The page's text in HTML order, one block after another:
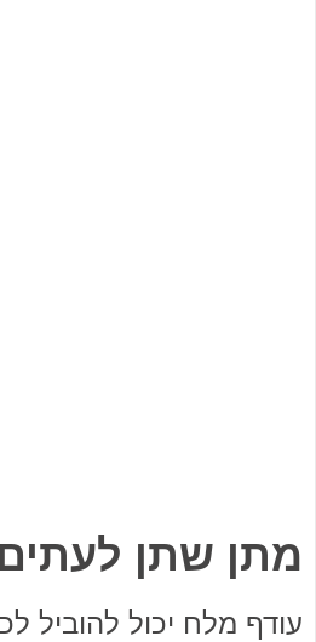
מתן שתן
עודף מלח יכול להוביל